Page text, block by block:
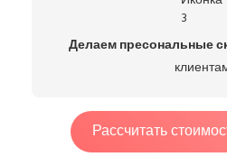
Делаем пресональные
Рассчитать